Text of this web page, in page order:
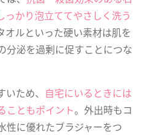
っかり泡立ててやさしく洗う
オルといった硬い素材は肌を
分泌を過剰に促すことにつな
ため、 自宅にいるときには
こともポイント。外出時もコ
性に優れたブラジャーをつ